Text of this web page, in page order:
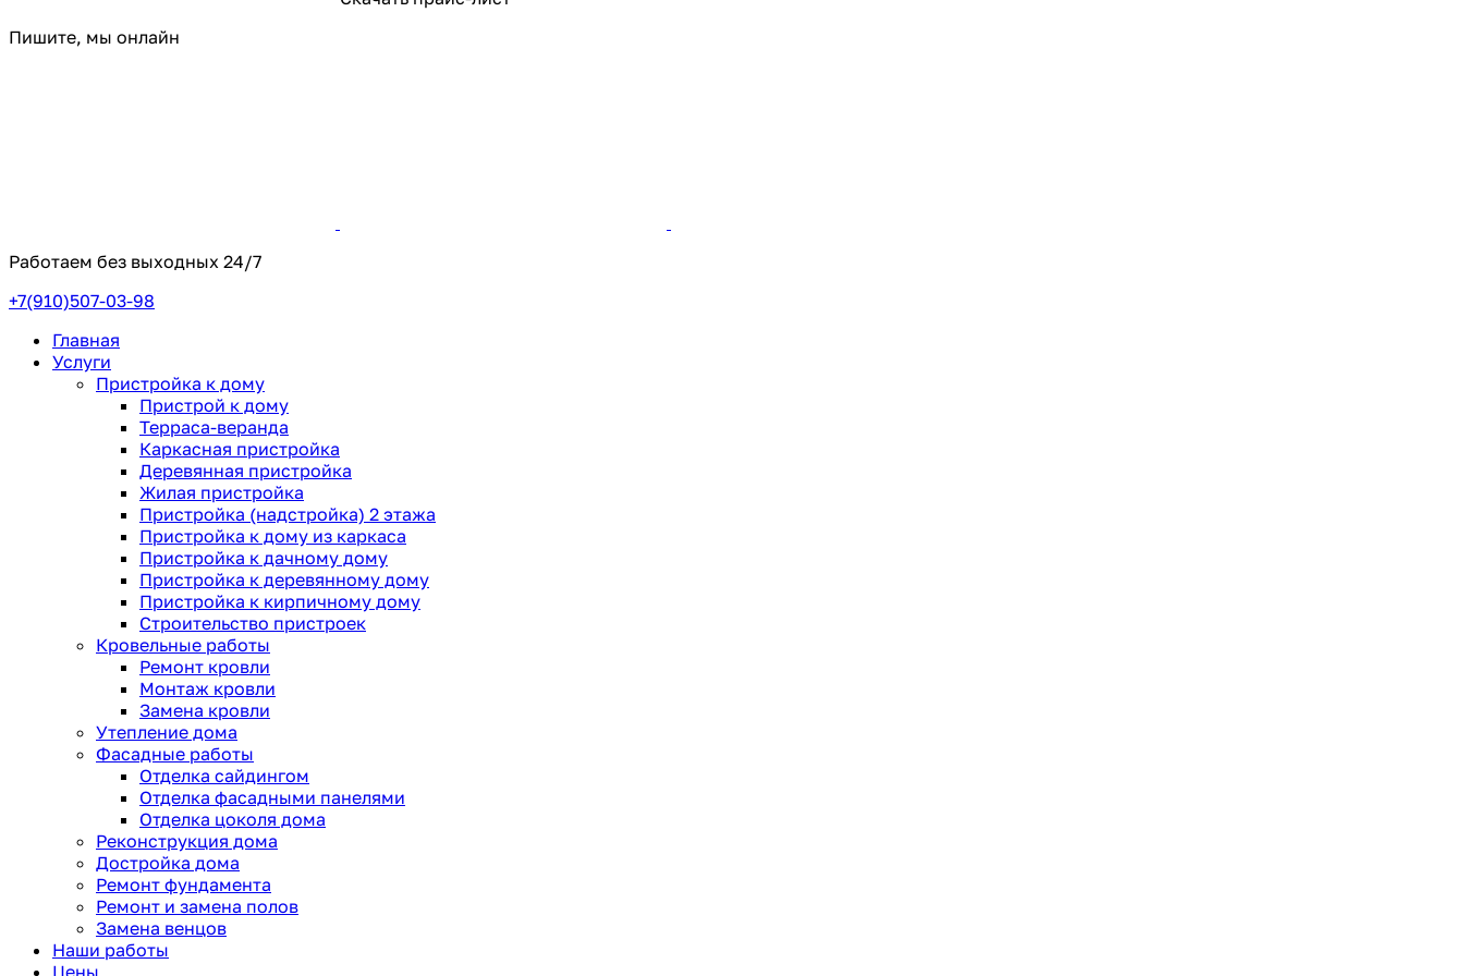
Пишите, мы онлайн
Работаем без выходных 24/7
+7(910)507-03-98
Главная
Услуги
Пристройка к дому
Пристрой к дому
Терраса-веранда
Каркасная пристройка
Деревянная пристройка
Жилая пристройка
Пристройка (надстройка) 2 этажа
Пристройка к дому из каркаса
Пристройка к дачному дому
Пристройка к деревянному дому
Пристройка к кирпичному дому
Строительство пристроек
Кровельные работы
Ремонт кровли
Монтаж кровли
Замена кровли
Утепление дома
Фасадные работы
Отделка сайдингом
Отделка фасадными панелями
Отделка цоколя дома
Реконструкция дома
Достройка дома
Ремонт фундамента
Ремонт и замена полов
Замена венцов
Наши работы
Цены